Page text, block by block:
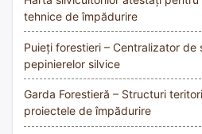
tehnice de împădurire
Puieți forestieri – Centralizator de
pepinierelor silvice
Garda Forestieră – Structuri
proiectele de împădurire